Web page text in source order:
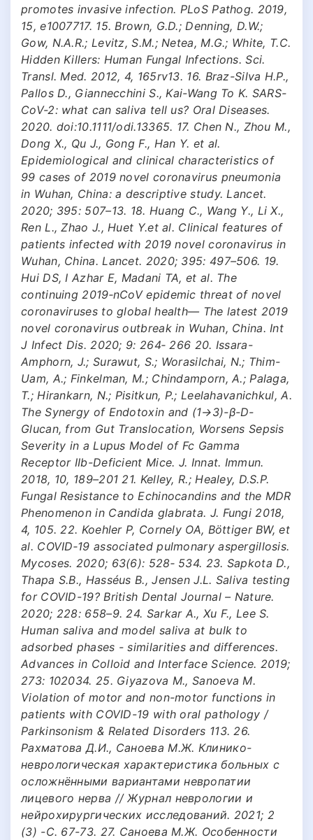
promotes invasive infection. PLoS Pathog. 2019,
15, e1007717. 15. Brown, G.D.; Denning, D.W.;
Gow, N.A.R.; Levitz, S.M.; Netea, M.G.; White, T.C.
Hidden Killers: Human Fungal Infections. Sci.
Transl. Med. 2012, 4, 165rv13. 16. Braz-Silva H.P.,
Pallos D., Giannecchini S., Kai-Wang To K. SARS-
CoV-2: what can saliva tell us? Oral Diseases.
2020. doi:10.1111/odi.13365. 17. Chen N., Zhou M.,
Dong X., Qu J., Gong F., Han Y. et al.
Epidemiological and clinical characteristics of
99 cases of 2019 novel coronavirus pneumonia
in Wuhan, China: a descriptive study. Lancet.
2020; 395: 507–13. 18. Huang C., Wang Y., Li X.,
Ren L., Zhao J., Huet Y.et al. Clinical features of
patients infected with 2019 novel coronavirus in
Wuhan, China. Lancet. 2020; 395: 497–506. 19.
Hui DS, I Azhar E, Madani TA, et al. The
continuing 2019‐nCoV epidemic threat of novel
coronaviruses to global health— The latest 2019
novel coronavirus outbreak in Wuhan, China. Int
J Infect Dis. 2020; 9: 264‐ 266 20. Issara-
Amphorn, J.; Surawut, S.; Worasilchai, N.; Thim-
Uam, A.; Finkelman, M.; Chindamporn, A.; Palaga,
T.; Hirankarn, N.; Pisitkun, P.; Leelahavanichkul, A.
The Synergy of Endotoxin and (1→3)-β-D-
Glucan, from Gut Translocation, Worsens Sepsis
Severity in a Lupus Model of Fc Gamma
Receptor IIb-Deficient Mice. J. Innat. Immun.
2018, 10, 189–201 21. Kelley, R.; Healey, D.S.P.
Fungal Resistance to Echinocandins and the MDR
Phenomenon in Candida glabrata. J. Fungi 2018,
4, 105. 22. Koehler P, Cornely OA, Böttiger BW, et
al. COVID‐19 associated pulmonary aspergillosis.
Mycoses. 2020; 63(6): 528‐ 534. 23. Sapkota D.,
Thapa S.B., Hasséus B., Jensen J.L. Saliva testing
for COVID-19? British Dental Journal – Nature.
2020; 228: 658–9. 24. Sarkar A., Xu F., Lee S.
Human saliva and model saliva at bulk to
adsorbed phases - similarities and differences.
Advances in Colloid and Interface Science. 2019;
273: 102034. 25. Giyazova M., Sanoeva M.
Violation of motor and non-motor functions in
patients with COVID-19 with oral pathology /
Parkinsonism & Related Disorders 113. 26.
Рахматова Д.И., Саноева М.Ж. Клинико-
неврологическая характеристика больных с
осложнёнными вариантами невропатии
лицевого нерва // Журнал неврологии и
нейрохирургических исследований. 2021; 2
(3) -С. 67-73. 27. Саноева М.Ж. Особенности